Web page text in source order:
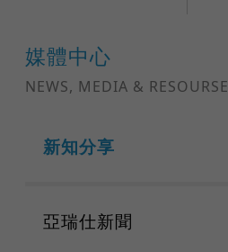
媒體中心
NEWS, MEDIA & RESOURSE
新知分享
亞瑞仕新聞